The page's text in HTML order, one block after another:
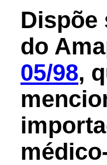
Dispõe
do
05/98,